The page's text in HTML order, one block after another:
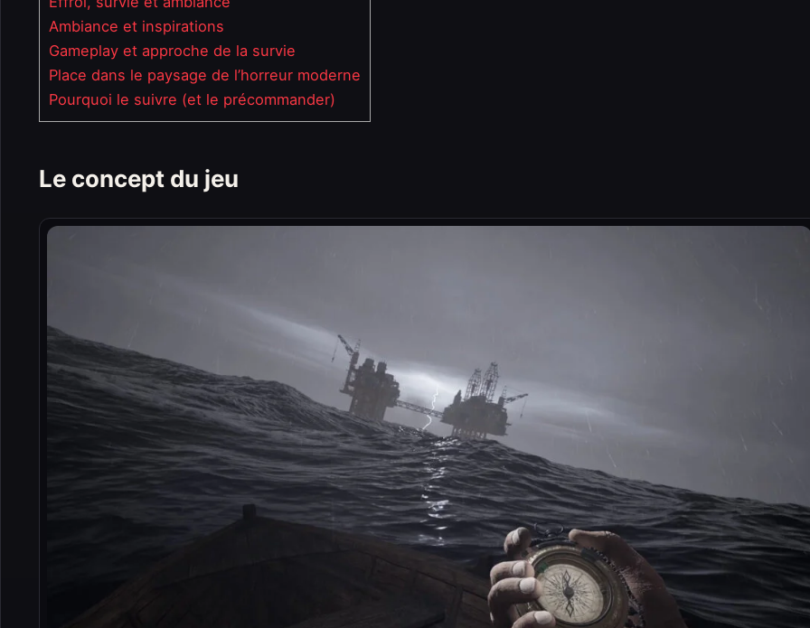
Ambiance et inspirations
Gameplay et approche de la survie
Place dans le paysage de l’horreur moderne
Pourquoi le suivre (et le précommander)
Le concept du jeu